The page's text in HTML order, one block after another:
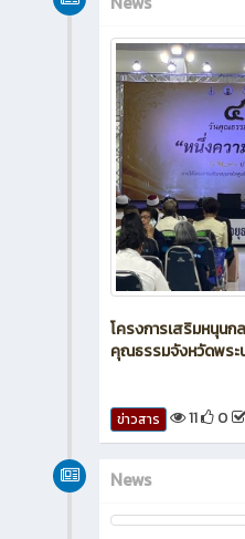
โครงการเสริมหนุนก
คุณธรรมจังหวัดพร
ข่าวสาร 11 0
News